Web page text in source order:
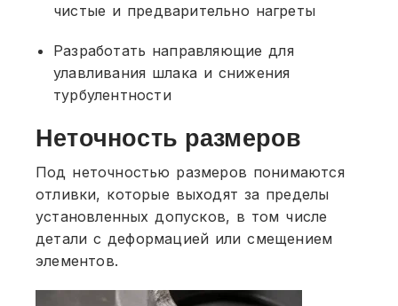
чистые и предварительно нагреты
Разработать направляющие для
улавливания шлака и снижения
турбулентности
Неточность размеров
Под неточностью размеров понимаются
отливки, которые выходят за пределы
установленных допусков, в том числе
детали с деформацией или смещением
элементов.